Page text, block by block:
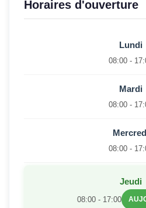
Horaires d'ouverture
Lundi
08:00 -
Mardi
08:00 -
08:00 -
Jeudi
08:00 - 17:00